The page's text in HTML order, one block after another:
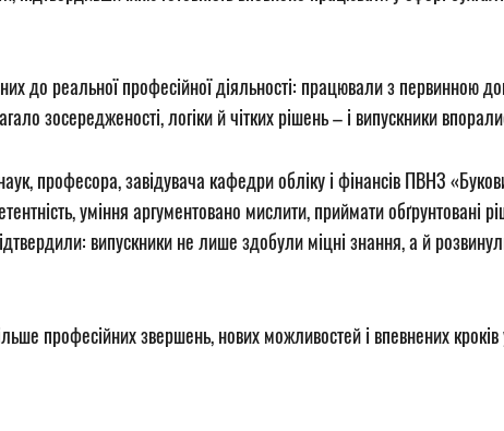
до реальної професійної діяльності: працювали з первинною
зосередженості, логіки й чітких рішень – і випускники
професора, завідувача кафедри обліку і фінансів ПВНЗ
уміння аргументовано мислити, приймати обґрунтовані
випускники не лише здобули міцні знання, а й
професійних звершень, нових можливостей і впевнених кроків